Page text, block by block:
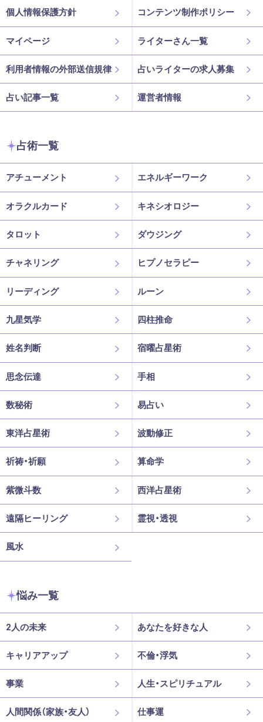
個人情報保護方針 コンテンツ制作ポリシー
マイページ ライターさん一覧
利用者情報の外部送信規律 占いライターの求人募集
占い記事一覧 運営者情報
占術一覧
アチューメント エネルギーワーク
オラクルカード キネシオロジー
タロット ダウジング
チャネリング ヒプノセラピー
リーディング ルーン
九星気学 四柱推命
姓名判断 宿曜占星術
思念伝達 手相
数秘術 易占い
東洋占星術 波動修正
祈祷・祈願 算命学
紫微斗数 西洋占星術
遠隔ヒーリング 霊視・透視
風水
悩み一覧
2人の未来 あなたを好きな人
キャリアアップ 不倫・浮気
事業 人生・スピリチュアル
人間関係（家族・友人） 仕事運